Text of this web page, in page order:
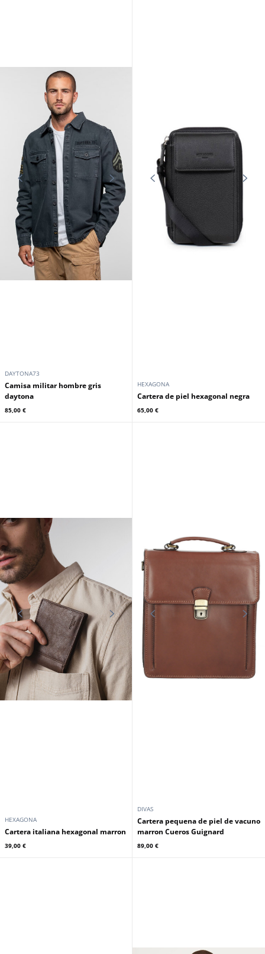
DAYTONA73
Camisa militar hombre gris
daytona
85,00 €
HEXAGONA
Cartera de piel hexagonal negra
65,00 €
HEXAGONA
Cartera italiana hexagonal marron
39,00 €
DIVAS
Cartera pequena de piel de vacuno
marron Cueros Guignard
89,00 €